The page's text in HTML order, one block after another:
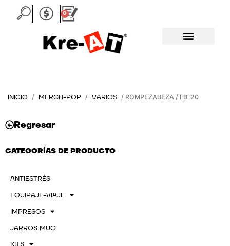
0
Carrito
INICIO / MERCH-POP / VARIOS / ROMPEZABEZA / FB-20
Regresar
CATEGORÍAS DE PRODUCTO
ANTIESTRÉS
EQUIPAJE-VIAJE
IMPRESOS
JARROS MUG